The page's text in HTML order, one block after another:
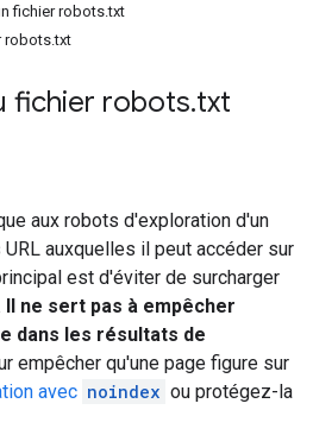
fichier robots.txt
robots.txt
fichier robots.txt
aux robots d'exploration d'un
auxquelles il peut accéder sur
est d'éviter de surcharger
Il ne sert pas à empêcher
dans les résultats de
empêcher qu'une page figure sur
avec noindex ou protégez-la